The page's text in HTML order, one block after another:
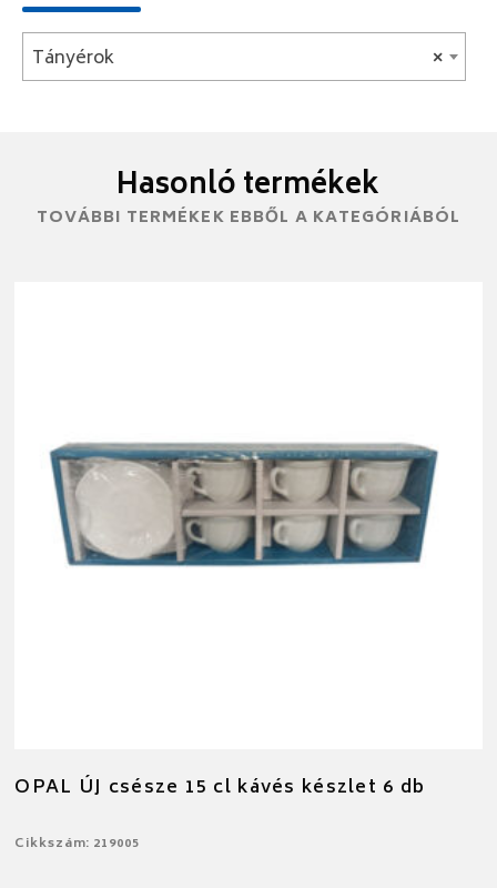
×
Tányérok
Hasonló termékek
TOVÁBBI TERMÉKEK EBBŐL A KATEGÓRIÁBÓL
OPAL ÚJ csésze 15 cl kávés készlet 6 db
Cikkszám: 219005